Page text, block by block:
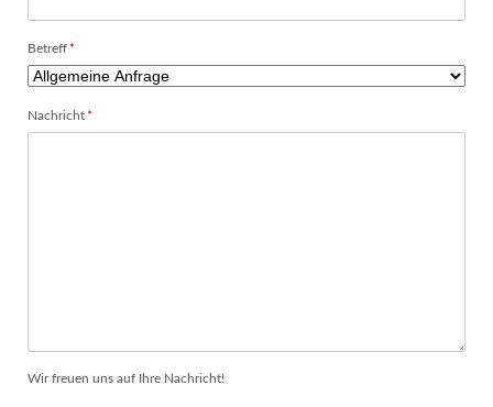
Pflichtfeld
Betreff *
Pflichtfeld
Nachricht *
Wir freuen uns auf Ihre Nachricht!